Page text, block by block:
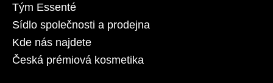
Tým Essenté
Sídlo společnosti a prodejna
Kde nás najdete
Česká prémiová kosmetika